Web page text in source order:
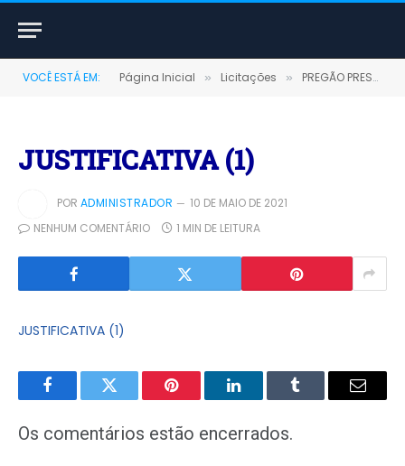
VOCÊ ESTÁ EM: Página Inicial » Licitações » PREGÃO PRESENCIAL Nº 0013/2020-SRP (REGISTRO DE PREÇOS PARA AQUISIÇÃO DE ÓLEOS LUBRIFICANTES DERIVADOS DE PETRÓLEO DESTINADOS AO FUNDO MUNICIPAL DE MEIO AMBIENTE)
JUSTIFICATIVA (1)
POR ADMINISTRADOR
10 DE MAIO DE 2021
NENHUM COMENTÁRIO
1 MIN DE LEITURA
JUSTIFICATIVA (1)
FacebookTwitter Pinterest LinkedInTumblr
E-
Os comentários estão encerrados.